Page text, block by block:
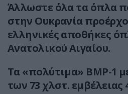
Άλλωστε όλα τα όπλα
στην Ουκρανία
ελληνικές αποθήκες
Ανατολικού Αιγαίου.
Τα «πολύτιμα» BMP-1
των 73 χλστ. εμβέλειας